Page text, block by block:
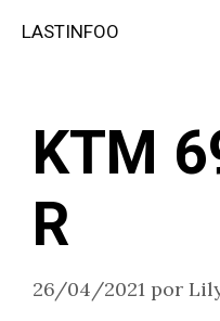
LASTINFOO
KTM
R
26/04/2021 por